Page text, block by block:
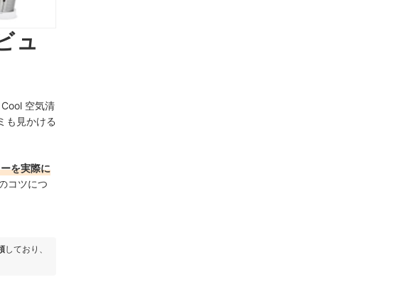
ュ
空気清
も見かける
を実際に
コツにつ
しており、